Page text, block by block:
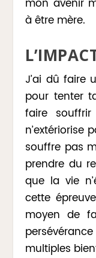
mon avenir
à être mère.
J’ai dû faire
pour tenter
faire
n’extériorise
souffre pas
prendre du
que la vie
cette
moyen de
multiples